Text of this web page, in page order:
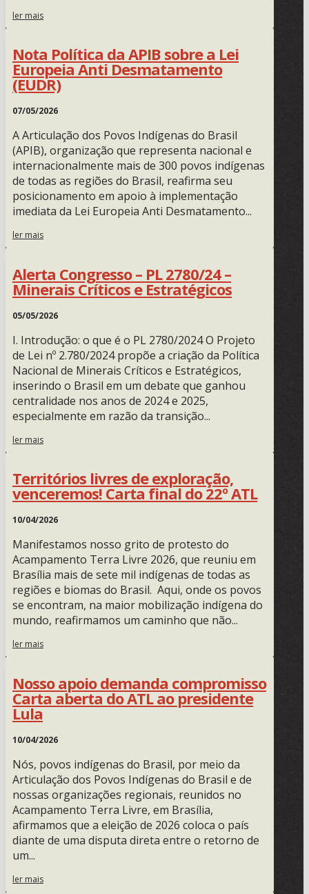
ler mais
Nota Política da APIB sobre a Lei
Europeia Anti Desmatamento
(EUDR)
07/05/2026
A Articulação dos Povos Indígenas do Brasil
(APIB), organização que representa nacional e
internacionalmente mais de 300 povos indígenas
de todas as regiões do Brasil, reafirma seu
posicionamento em apoio à implementação
imediata da Lei Europeia Anti Desmatamento...
ler mais
Alerta Congresso – PL 2780/24 –
Minerais Críticos e Estratégicos
05/05/2026
I. Introdução: o que é o PL 2780/2024 O Projeto
de Lei nº 2.780/2024 propõe a criação da Política
Nacional de Minerais Críticos e Estratégicos,
inserindo o Brasil em um debate que ganhou
centralidade nos anos de 2024 e 2025,
especialmente em razão da transição...
ler mais
Territórios livres de exploração,
venceremos! Carta final do 22º ATL
10/04/2026
Manifestamos nosso grito de protesto do
Acampamento Terra Livre 2026, que reuniu em
Brasília mais de sete mil indígenas de todas as
regiões e biomas do Brasil. Aqui, onde os povos
se encontram, na maior mobilização indígena do
mundo, reafirmamos um caminho que não...
ler mais
Nosso apoio demanda compromisso
Carta aberta do ATL ao presidente
Lula
10/04/2026
Nós, povos indígenas do Brasil, por meio da
Articulação dos Povos Indígenas do Brasil e de
nossas organizações regionais, reunidos no
Acampamento Terra Livre, em Brasília,
afirmamos que a eleição de 2026 coloca o país
diante de uma disputa direta entre o retorno de
um...
ler mais